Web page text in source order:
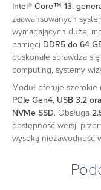
Intel® Core™ 13.
zaawansowanych
wymagających dużej
pamięci DDR5 do 64
doskonale sprawdza
computing, systemy
Moduł oferuje
PCIe Gen4, USB 3.2
NVMe SSD. Obsługa
dostępność wersji
wysoką niezawodność